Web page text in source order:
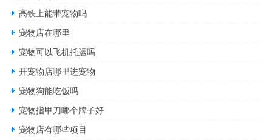
高铁上能带宠物吗
宠物店在哪里
宠物可以飞机托运吗
开宠物店哪里进宠物
宠物狗能吃饭吗
宠物指甲刀哪个牌子好
宠物店有哪些项目